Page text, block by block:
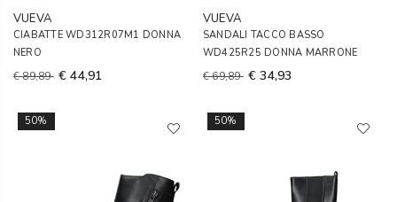
VUEVA
CIABATTE WD312R07M1 DONNA
NERO
€ 89,89 € 44,91
VUEVA
SANDALI TACCO BASSO
WD425R25 DONNA MARRONE
€ 69,89 € 34,93
50% 50%